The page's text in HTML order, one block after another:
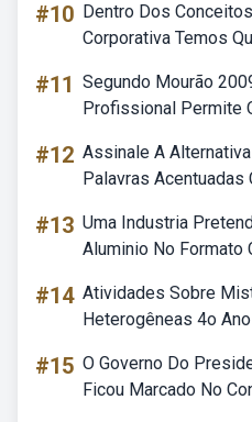
#10 Dentro Dos
Corporativa Temos
#11 Segundo Mourão
Profissional Permite
#12 Assinale A
Palavras Acentuadas
#13 Uma Industria
Aluminio No Formato
#14 Atividades Sobre
Heterogêneas 4o
#15 O Governo Do
Ficou Marcado No